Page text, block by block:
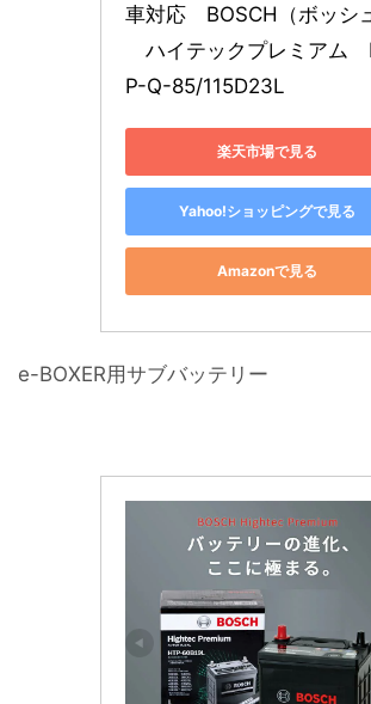
車対応　BOSCH（ボッシ
ハイテックプレミアム
P-Q-85/115D23L
楽天市場で見る
Yahoo!ショッピングで見る
Amazonで見る
e-BOXER用サブバッテリー